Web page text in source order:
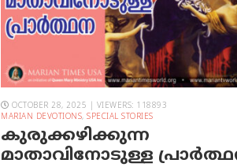
OCTOBER 28, 2025 | VIEWERS: 118893
MARIAN DEVOTIONS, SPECIAL STORIES
കുരുക്കഴിക്കുന്ന
മാതാവിനോടുള്ള